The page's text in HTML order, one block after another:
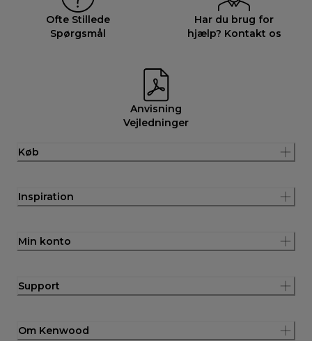
Ofte Stillede
Spørgsmål
Har du brug for
hjælp? Kontakt os
Anvisning
Vejledninger
Køb
Inspiration
Min konto
Support
Om Kenwood